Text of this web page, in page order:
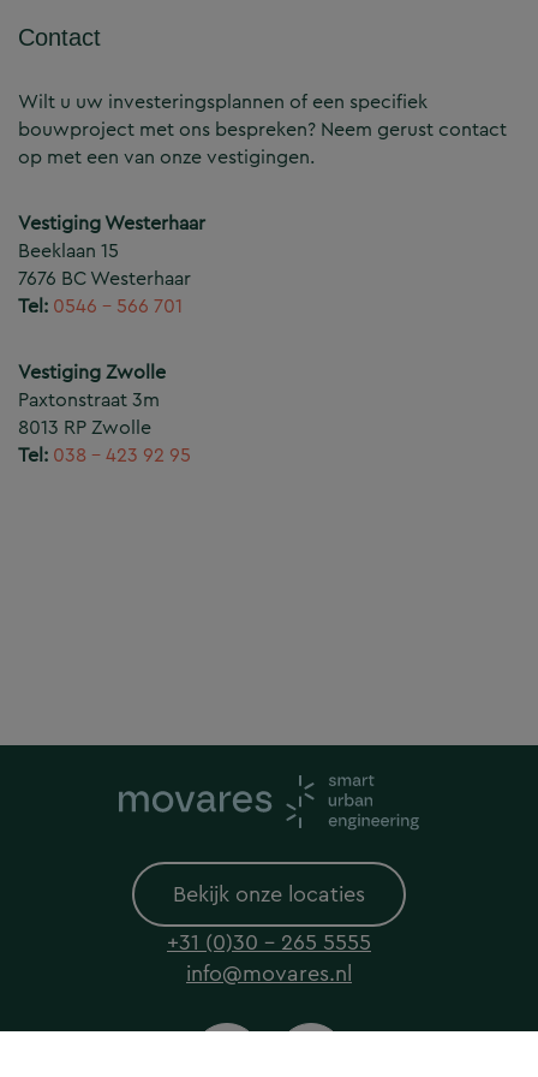
Contact
Wilt u uw investeringsplannen of een specifiek
bouwproject met ons bespreken? Neem gerust contact
op met een van onze vestigingen.
Vestiging Westerhaar
Beeklaan 15
7676 BC Westerhaar
Tel: 0546 – 566 701
Vestiging Zwolle
Paxtonstraat 3m
8013 RP Zwolle
Tel: 038 – 423 92 95
Bekijk onze locaties
+31 (0)30 - 265 5555
info@movares.nl